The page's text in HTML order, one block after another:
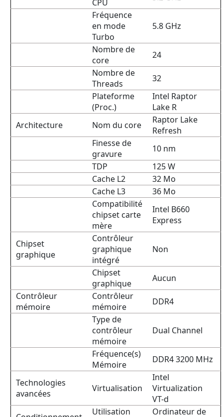
CPU
Fréquence
en mode
Turbo
5.8 GHz
Nombre de
core
24
Nombre de
Threads
32
Plateforme
(Proc.)
Intel Raptor
Lake R
Architecture
Nom du core
Raptor Lake
Refresh
Finesse de
gravure
10 nm
TDP
125 W
Cache L2
32 Mo
Cache L3
36 Mo
Compatibilité
chipset carte
mère
Intel B660
Express
Chipset
graphique
Contrôleur
graphique
intégré
Non
Chipset
graphique
Aucun
Contrôleur
mémoire
Contrôleur
mémoire
DDR4
Type de
contrôleur
mémoire
Dual Channel
Fréquence(s)
Mémoire
DDR4 3200 MHz
Technologies
avancées
Virtualisation
Intel
Virtualization
VT-d
Utilisation Ordinateur de